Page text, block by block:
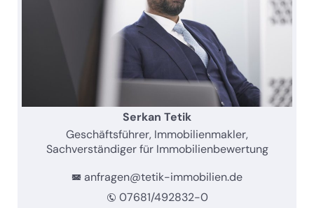
Serkan Tetik
Geschäftsführer, Immobilienmakler,
Sachverständiger für Immobilienbewertung
anfragen@tetik-immobilien.de
07681/492832-0